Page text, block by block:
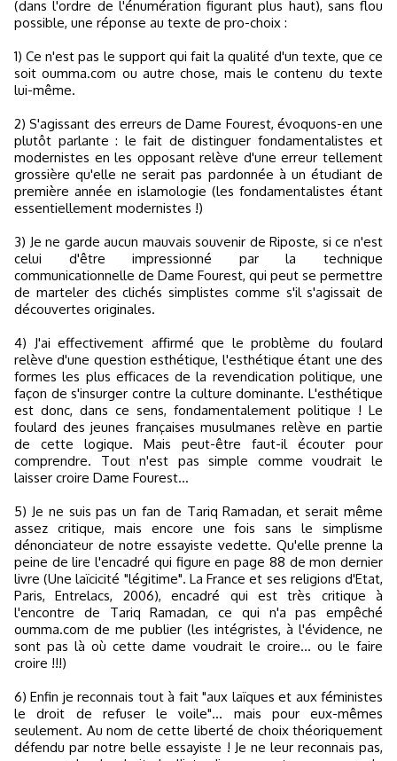
(dans l'ordre de l'énumération figurant plus haut), sans flou
possible, une réponse au texte de pro-choix :
1) Ce n'est pas le support qui fait la qualité d'un texte, que ce
soit oumma.com ou autre chose, mais le contenu du texte
lui-même.
2) S'agissant des erreurs de Dame Fourest, évoquons-en une
plutôt parlante : le fait de distinguer fondamentalistes et
modernistes en les opposant relève d'une erreur tellement
grossière qu'elle ne serait pas pardonnée à un étudiant de
première année en islamologie (les fondamentalistes étant
essentiellement modernistes !)
3) Je ne garde aucun mauvais souvenir de Riposte, si ce n'est
celui d'être impressionné par la technique
communicationnelle de Dame Fourest, qui peut se permettre
de marteler des clichés simplistes comme s'il s'agissait de
découvertes originales.
4) J'ai effectivement affirmé que le problème du foulard
relève d'une question esthétique, l'esthétique étant une des
formes les plus efficaces de la revendication politique, une
façon de s'insurger contre la culture dominante. L'esthétique
est donc, dans ce sens, fondamentalement politique ! Le
foulard des jeunes françaises musulmanes relève en partie
de cette logique. Mais peut-être faut-il écouter pour
comprendre. Tout n'est pas simple comme voudrait le
laisser croire Dame Fourest...
5) Je ne suis pas un fan de Tariq Ramadan, et serait même
assez critique, mais encore une fois sans le simplisme
dénonciateur de notre essayiste vedette. Qu'elle prenne la
peine de lire l'encadré qui figure en page 88 de mon dernier
livre (Une laïcicité "légitime". La France et ses religions d'Etat,
Paris, Entrelacs, 2006), encadré qui est très critique à
l'encontre de Tariq Ramadan, ce qui n'a pas empêché
oumma.com de me publier (les intégristes, à l'évidence, ne
sont pas là où cette dame voudrait le croire... ou le faire
croire !!!)
6) Enfin je reconnais tout à fait "aux laïques et aux féministes
le droit de refuser le voile"... mais pour eux-mêmes
seulement. Au nom de cette liberté de choix théoriquement
défendu par notre belle essayiste ! Je ne leur reconnais pas,